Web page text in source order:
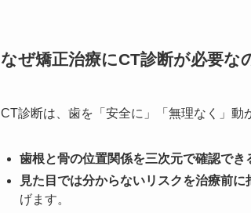
なぜ矯正治療にCT診断が必要な
CT診断は、歯を「安全に」「無理なく」動
歯根と骨の位置関係を三次元で確認でき
見た目では分からないリスクを治療前に
げます。